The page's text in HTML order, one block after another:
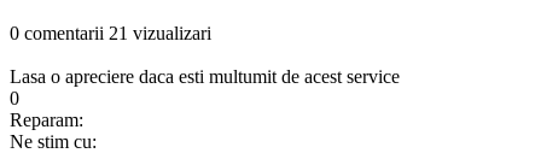
0 comentarii 21 vizualizari
Lasa o apreciere daca esti multumit de acest service
0
Reparam:
Ne stim cu: